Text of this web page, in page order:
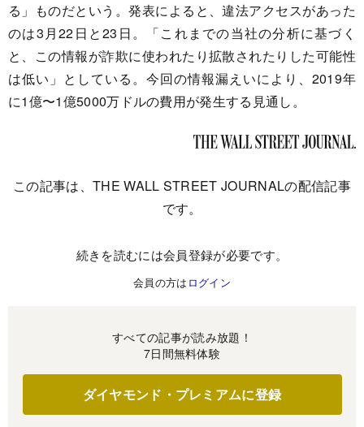
る」ものだという。発表によると、違法アクセスがあった
のは3月22日と23日。「これまでの当社の分析に基づく
と、この情報が詐欺に使われたり拡散されたりした可能性
は低い」としている。今回の情報漏えいにより、2019年
に1億〜1億5000万ドルの費用が発生する見通し。
この記事は、THE WALL STREET JOURNALの配信記事
です。
続きを読むには会員登録が必要です。
会員の方は ログイン
すべての記事が読み放題！
7日間無料体験
ダイヤモンド・プレミアムに登録